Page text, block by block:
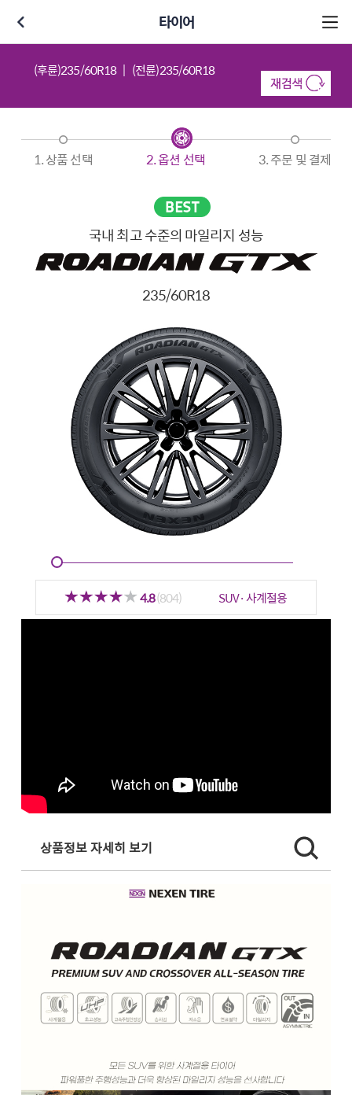
타이어
(후륜)235/60R18 (전륜)235/60R18
1. 상품 선택 2. 옵션 선택 3. 주문 및 결제
국내 최고 수준의 마일리지 성능
235/60R18
4.8(804) SUV· 사계절용
상품정보 자세히 보기